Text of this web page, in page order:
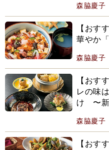
森脇慶子
【おす
華やか
森脇慶子
【おす
レの味
け 〜新
森脇慶子
【おす